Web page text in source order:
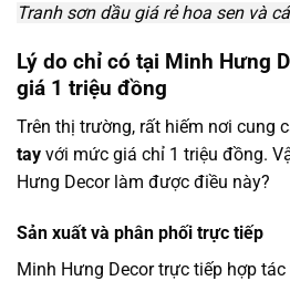
Tranh sơn dầu giá rẻ hoa sen và
Lý do chỉ có tại Minh Hưng
giá 1 triệu đồng
Trên thị trường, rất hiếm nơi cung
tay với mức giá chỉ 1 triệu đồng.
Hưng Decor làm được điều này?
Sản xuất và phân phối trực tiếp
Minh Hưng Decor trực tiếp hợp